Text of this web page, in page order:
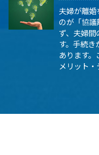
夫婦が離
のが「協議
ず、夫婦
す。手続
あります。
メリット